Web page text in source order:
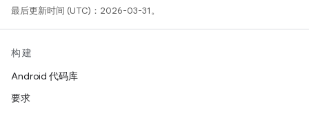
最后更新时间 (UTC)：2026-03-31。
构建
Android 代码库
要求